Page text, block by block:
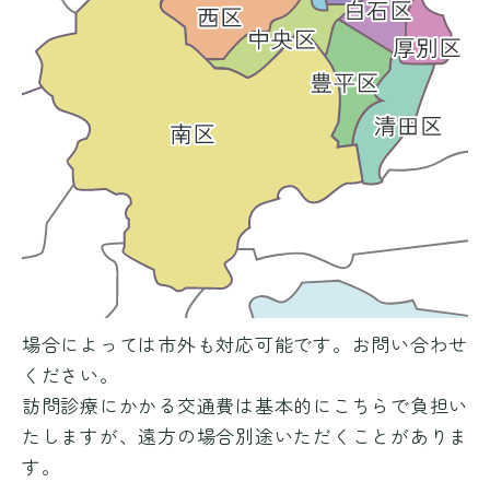
場合によっては市外も対応可能です。お問い合わせ
ください。
訪問診療にかかる交通費は基本的にこちらで負担い
たしますが、遠方の場合別途いただくことがありま
す。